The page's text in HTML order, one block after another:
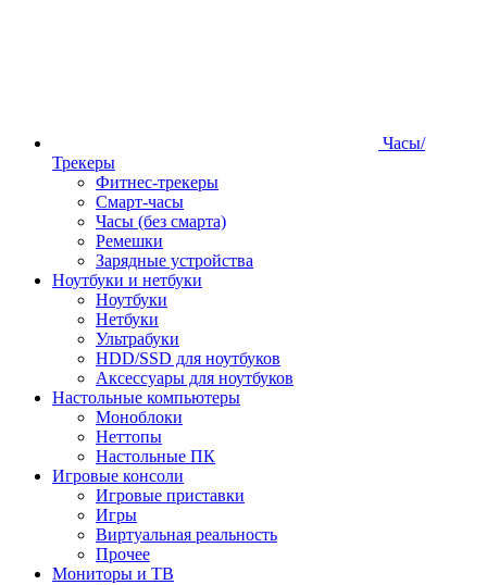
Часы/
Трекеры
Фитнес-трекеры
Смарт-часы
Часы (без смарта)
Ремешки
Зарядные устройства
Ноутбуки и нетбуки
Ноутбуки
Нетбуки
Ультрабуки
HDD/SSD для ноутбуков
Аксессуары для ноутбуков
Настольные компьютеры
Моноблоки
Неттопы
Настольные ПК
Игровые консоли
Игровые приставки
Игры
Виртуальная реальность
Прочее
Мониторы и ТВ